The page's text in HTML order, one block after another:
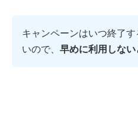
キャンペーンはいつ終了
いので、 早めに利用しない